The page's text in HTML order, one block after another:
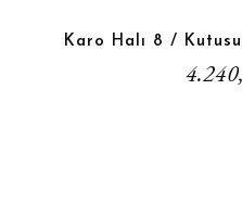
Karo Halı 8 /